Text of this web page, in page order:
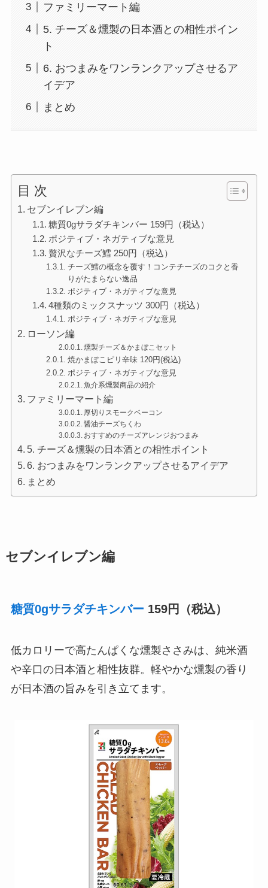
ファミリーマート編
5. チーズ＆燻製の日本酒との相性ポイン
ト
6. おつまみをワンランクアップさせるア
イデア
まとめ
目 次
セブンイレブン編
糖質0gサラダチキンバー 159円（税込）
ポジティブ・ネガティブな意見
贅沢なチーズ鱈 250円（税込）
チーズ鱈の概念を覆す！コンテチーズのコクと香
りがたまらない逸品
ポジティブ・ネガティブな意見
4種類のミックスナッツ 300円（税込）
ポジティブ・ネガティブな意見
ローソン編
燻製チーズ＆かまぼこセット
焼かまぼこピリ辛味 120円(税込)
ポジティブ・ネガティブな意見
魚介系燻製商品の紹介
ファミリーマート編
厚切りスモークベーコン
醤油チーズちくわ
おすすめのチーズアレンジおつまみ
5. チーズ＆燻製の日本酒との相性ポイント
6. おつまみをワンランクアップさせるアイデア
まとめ
セブンイレブン編
糖質0gサラダチキンバー 159円（税込）
低カロリーで高たんぱくな燻製ささみは、純米酒
や辛口の日本酒と相性抜群。軽やかな燻製の香り
が日本酒の旨みを引き立てます。